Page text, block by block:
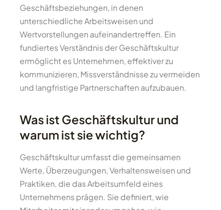
Geschäftsbeziehungen, in denen
unterschiedliche Arbeitsweisen und
Wertvorstellungen aufeinandertreffen. Ein
fundiertes Verständnis der Geschäftskultur
ermöglicht es Unternehmen, effektiver zu
kommunizieren, Missverständnisse zu vermeiden
und langfristige Partnerschaften aufzubauen.
Was ist Geschäftskultur und
warum ist sie wichtig?
Geschäftskultur umfasst die gemeinsamen
Werte, Überzeugungen, Verhaltensweisen und
Praktiken, die das Arbeitsumfeld eines
Unternehmens prägen. Sie definiert, wie